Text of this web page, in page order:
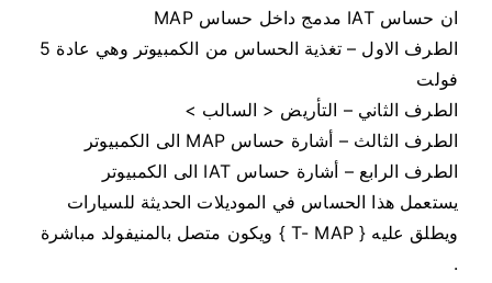
ان حساس IAT مدمج داخل حساس MAP
الطرف الاول – تغذية الحساس من الكمبيوتر وهي عادة 5
فولت
الطرف الثاني – التأريض < السالب >
الطرف الثالث – أشارة حساس MAP الى الكمبيوتر
الطرف الرابع – أشارة حساس IAT الى الكمبيوتر
يستعمل هذا الحساس في الموديلات الحديثة للسيارات
ويطلق عليه { T- MAP } ويكون متصل بالمنيفولد مباشرة
.